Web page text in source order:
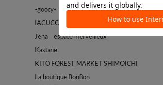
-goocy-
IACUCCI
Jena espace merveilleux
Kastane
KITO FOREST MARKET SHIMOICHI
La boutique BonBon